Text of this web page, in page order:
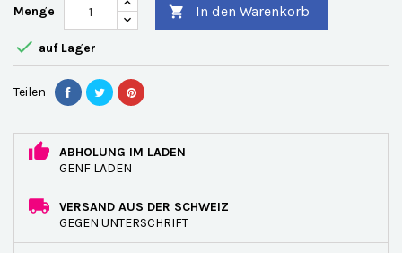
Menge  In den Warenkorb
 auf Lager
Teilen
ABHOLUNG IM LADEN
GENF LADEN
VERSAND AUS DER SCHWEIZ
GEGEN UNTERSCHRIFT